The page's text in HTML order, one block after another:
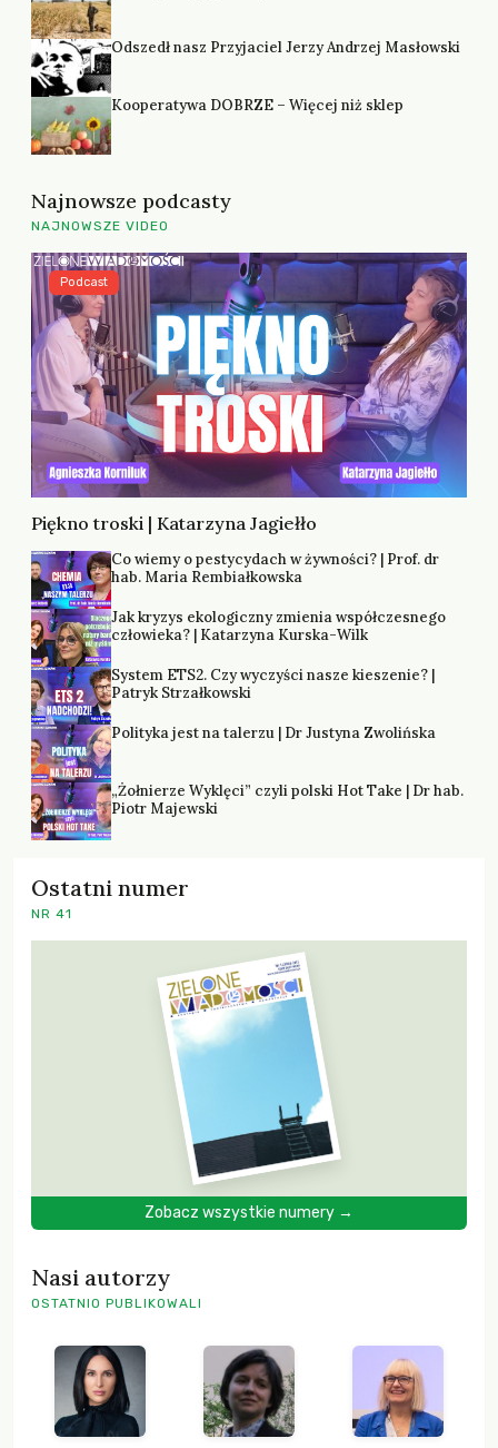
Odszedł nasz Przyjaciel Jerzy Andrzej Masłowski
Kooperatywa DOBRZE – Więcej niż sklep
Najnowsze podcasty
NAJNOWSZE VIDEO
Piękno troski | Katarzyna Jagiełło
Podcast
Co wiemy o pestycydach w żywności? | Prof. dr
hab. Maria Rembiałkowska
Jak kryzys ekologiczny zmienia współczesnego
człowieka? | Katarzyna Kurska-Wilk
System ETS2. Czy wyczyści nasze kieszenie? |
Patryk Strzałkowski
Polityka jest na talerzu | Dr Justyna Zwolińska
„Żołnierze Wyklęci” czyli polski Hot Take | Dr hab.
Piotr Majewski
Ostatni numer
NR 41
Zobacz wszystkie numery →
Nasi autorzy
OSTATNIO PUBLIKOWALI